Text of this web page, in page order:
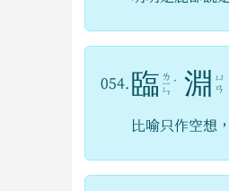
054. 臨 ㄌ
ㄧ
ㄣ
ˊ 淵 ㄩ
ㄢ
比喻只作空想